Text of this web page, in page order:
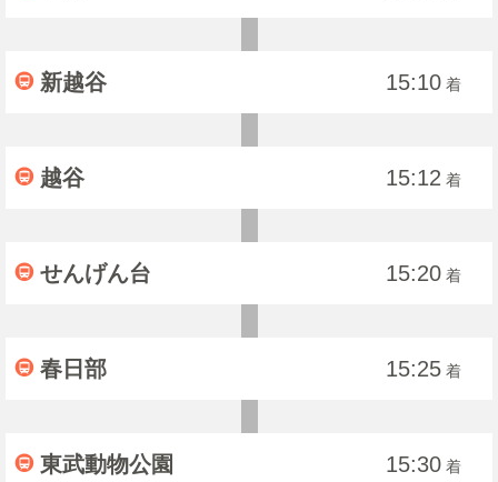
新越谷 15:10 着
越谷 15:12 着
せんげん台 15:20 着
春日部 15:25 着
東武動物公園 15:30 着